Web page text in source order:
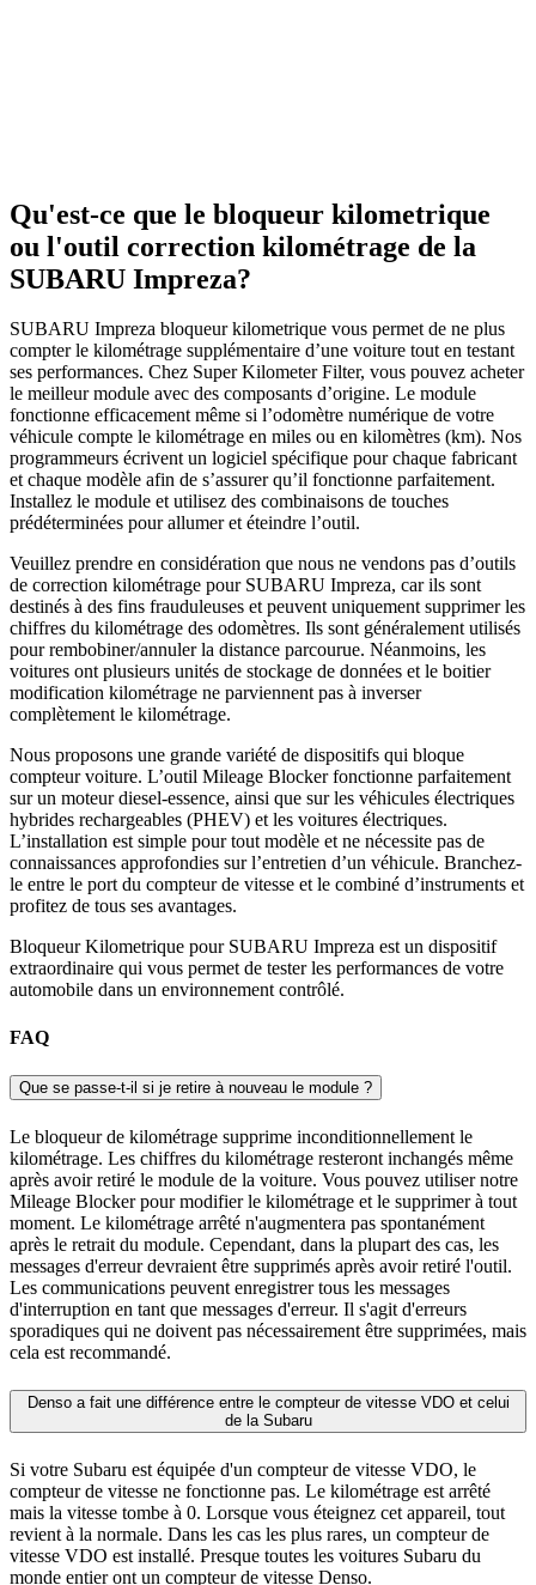
Qu'est-ce que le bloqueur kilometrique
ou l'outil correction kilométrage de la
SUBARU Impreza?
SUBARU Impreza bloqueur kilometrique vous permet de ne plus
compter le kilométrage supplémentaire d’une voiture tout en testant
ses performances. Chez Super Kilometer Filter, vous pouvez acheter
le meilleur module avec des composants d’origine. Le module
fonctionne efficacement même si l’odomètre numérique de votre
véhicule compte le kilométrage en miles ou en kilomètres (km). Nos
programmeurs écrivent un logiciel spécifique pour chaque fabricant
et chaque modèle afin de s’assurer qu’il fonctionne parfaitement.
Installez le module et utilisez des combinaisons de touches
prédéterminées pour allumer et éteindre l’outil.
Veuillez prendre en considération que nous ne vendons pas d’outils
de correction kilométrage pour SUBARU Impreza, car ils sont
destinés à des fins frauduleuses et peuvent uniquement supprimer les
chiffres du kilométrage des odomètres. Ils sont généralement utilisés
pour rembobiner/annuler la distance parcourue. Néanmoins, les
voitures ont plusieurs unités de stockage de données et le boitier
modification kilométrage ne parviennent pas à inverser
complètement le kilométrage.
Nous proposons une grande variété de dispositifs qui bloque
compteur voiture. L’outil Mileage Blocker fonctionne parfaitement
sur un moteur diesel-essence, ainsi que sur les véhicules électriques
hybrides rechargeables (PHEV) et les voitures électriques.
L’installation est simple pour tout modèle et ne nécessite pas de
connaissances approfondies sur l’entretien d’un véhicule. Branchez-
le entre le port du compteur de vitesse et le combiné d’instruments et
profitez de tous ses avantages.
Bloqueur Kilometrique pour SUBARU Impreza est un dispositif
extraordinaire qui vous permet de tester les performances de votre
automobile dans un environnement contrôlé.
FAQ
Que se passe-t-il si je retire à nouveau le module ?
Le bloqueur de kilométrage supprime inconditionnellement le
kilométrage. Les chiffres du kilométrage resteront inchangés même
après avoir retiré le module de la voiture. Vous pouvez utiliser notre
Mileage Blocker pour modifier le kilométrage et le supprimer à tout
moment. Le kilométrage arrêté n'augmentera pas spontanément
après le retrait du module. Cependant, dans la plupart des cas, les
messages d'erreur devraient être supprimés après avoir retiré l'outil.
Les communications peuvent enregistrer tous les messages
d'interruption en tant que messages d'erreur. Il s'agit d'erreurs
sporadiques qui ne doivent pas nécessairement être supprimées, mais
cela est recommandé.
Denso a fait une différence entre le compteur de vitesse VDO et celui
de la Subaru
Si votre Subaru est équipée d'un compteur de vitesse VDO, le
compteur de vitesse ne fonctionne pas. Le kilométrage est arrêté
mais la vitesse tombe à 0. Lorsque vous éteignez cet appareil, tout
revient à la normale. Dans les cas les plus rares, un compteur de
vitesse VDO est installé. Presque toutes les voitures Subaru du
monde entier ont un compteur de vitesse Denso.